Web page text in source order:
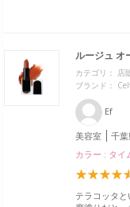
ルージュ オ
カテゴリ： 店
ブランド：
Ef
美容室
千
カラー : タイ
テラコッタ